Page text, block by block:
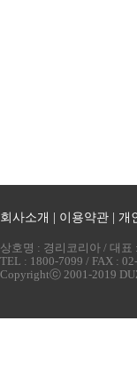
회사소개 이용약관 개
상호명 : 경리코리아 / 대
TEL : 1800-7099 / FAX :
Copyrightⓒ 2001-2019